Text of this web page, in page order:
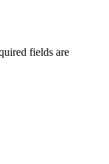
fields are